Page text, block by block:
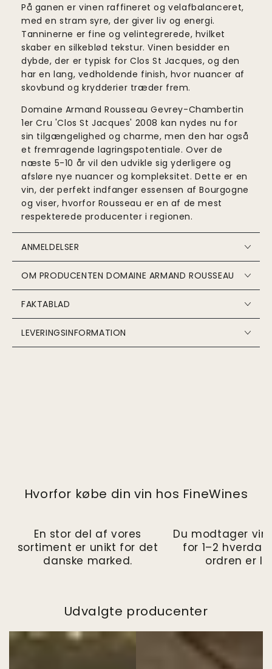
På ganen er vinen raffineret og velafbalanceret,
med en stram syre, der giver liv og energi.
Tanninerne er fine og velintegrerede, hvilket
skaber en silkeblød tekstur. Vinen besidder en
dybde, der er typisk for Clos St Jacques, og den
har en lang, vedholdende finish, hvor nuancer af
skovbund og krydderier træder frem.
Domaine Armand Rousseau Gevrey-Chambertin
1er Cru 'Clos St Jacques' 2008 kan nydes nu for
sin tilgængelighed og charme, men den har også
et fremragende lagringspotentiale. Over de
næste 5-10 år vil den udvikle sig yderligere og
afsløre nye nuancer og kompleksitet. Dette er en
vin, der perfekt indfanger essensen af Bourgogne
og viser, hvorfor Rousseau er en af de mest
respekterede producenter i regionen.
ANMELDELSER
OM PRODUCENTEN DOMAINE ARMAND ROUSSEAU
FAKTABLAD
LEVERINGSINFORMATION
Hvorfor købe din vin hos FineWines
En stor del af vores
sortiment er unikt for det
danske marked.
Du modtager
for 1–2
ordren er
Udvalgte producenter